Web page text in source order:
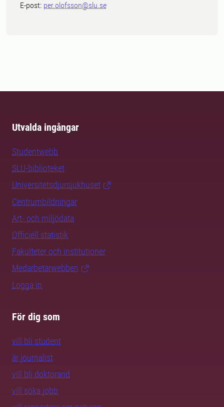
E-post: per.olofsson@slu.se
Utvalda ingångar
Studentwebb
SLU-biblioteket
Universitetsdjursjukhuset
Centrumbildningar
Art- och miljödata
Officiell statistik
Fakulteter och institutioner
Medarbetarwebben
Logga in
För dig som
vill bli student
är journalist
vill bli doktorand
vill söka jobb